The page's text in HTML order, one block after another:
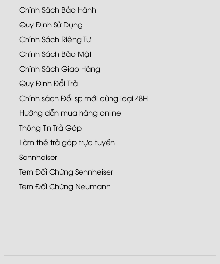
Chính Sách Bảo Hành
Quy Định Sử Dụng
Chính Sách Riêng Tư
Chính Sách Bảo Mật
Chính Sách Giao Hàng
Quy Định Đổi Trả
Chính sách Đổi sp mới cùng loại 48H
Hướng dẫn mua hàng online
Thông Tin Trả Góp
Làm thẻ trả góp trực tuyến
Sennheiser
Tem Đối Chứng Sennheiser
Tem Đối Chứng Neumann